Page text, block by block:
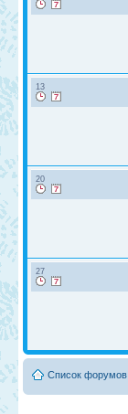
13
20
27
Список форумов